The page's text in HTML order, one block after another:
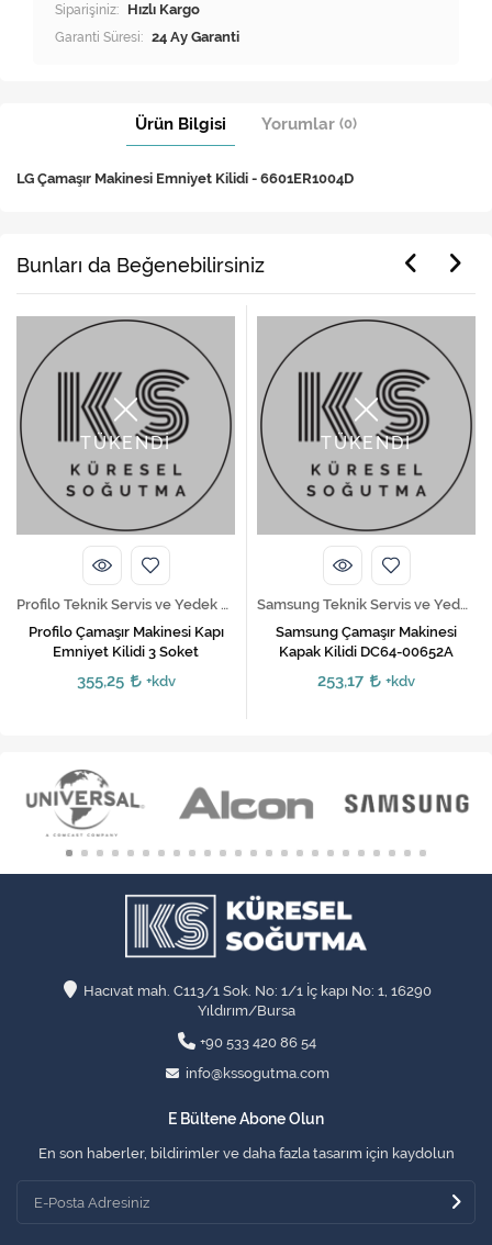
Siparişiniz: Hızlı Kargo
Garanti Süresi: 24 Ay Garanti
Ürün Bilgisi Yorumlar (0)
​LG Çamaşır Makinesi Emniyet Kilidi - 6601ER1004D
Bunları da Beğenebilirsiniz
TÜKENDİ
Profilo Teknik Servis ve Yedek Parça Hizmetleri
Profilo Çamaşır Makinesi Kapı
Emniyet Kilidi 3 Soket
355,25 +kdv
TÜKENDİ
Samsung Teknik Servis ve Yedek Parça Hizmetleri
Samsung Çamaşır Makinesi
Kapak Kilidi DC64-00652A
253,17 +kdv
Hacıvat mah. C113/1 Sok. No: 1/1 İç kapı No: 1, 16290
Yıldırım/Bursa
+90 533 420 86 54
info@kssogutma.com
E Bültene Abone Olun
En son haberler, bildirimler ve daha fazla tasarım için kaydolun